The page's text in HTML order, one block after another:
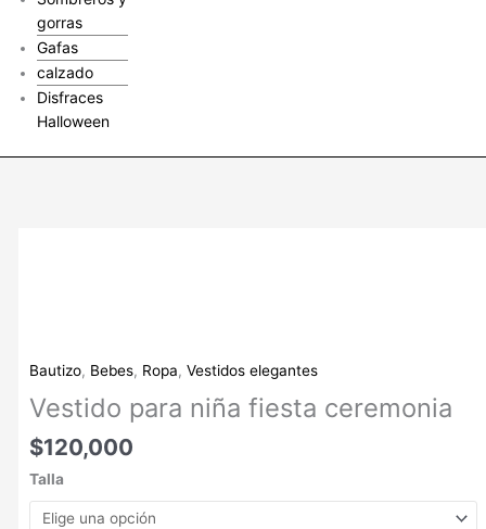
gorras
Gafas
calzado
Disfraces
Halloween
Bautizo, Bebes, Ropa,Vestidos elegantes
Vestido para niña fiesta ceremonia
$120,000
Talla
cantidad